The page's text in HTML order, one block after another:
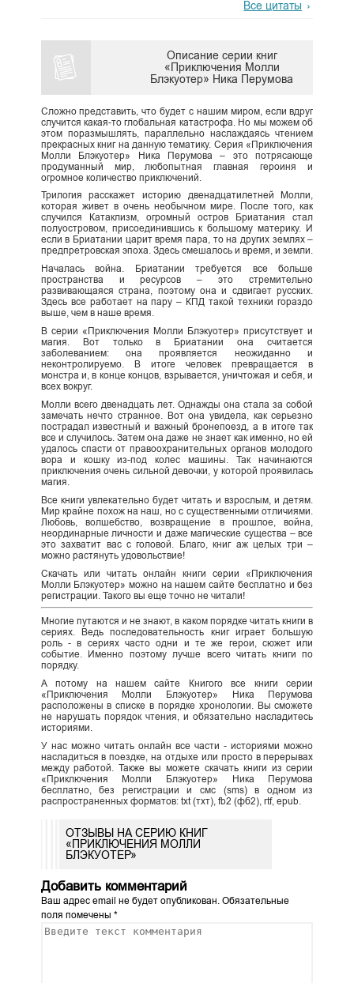
Все цитаты
Описание серии книг
«Приключения Молли
Блэкуотер» Ника Перумова
Сложно представить, что будет с нашим миром, если вдруг
случится какая-то глобальная катастрофа. Но мы можем об
этом поразмышлять, параллельно наслаждаясь чтением
прекрасных книг на данную тематику. Серия «Приключения
Молли Блэкуотер» Ника Перумова – это потрясающе
продуманный мир, любопытная главная героиня и
огромное количество приключений.
Трилогия расскажет историю двенадцатилетней Молли,
которая живет в очень необычном мире. После того, как
случился Катаклизм, огромный остров Бриатания стал
полуостровом, присоединившись к большому материку. И
если в Бриатании царит время пара, то на других землях –
предпретровская эпоха. Здесь смешалось и время, и земли.
Началась война. Бриатании требуется все больше
пространства и ресурсов – это стремительно
развивающаяся страна, поэтому она и сдвигает русских.
Здесь все работает на пару – КПД такой техники гораздо
выше, чем в наше время.
В серии «Приключения Молли Блэкуотер» присутствует и
магия. Вот только в Бриатании она считается
заболеванием: она проявляется неожиданно и
неконтролируемо. В итоге человек превращается в
монстра и, в конце концов, взрывается, уничтожая и себя, и
всех вокруг.
Молли всего двенадцать лет. Однажды она стала за собой
замечать нечто странное. Вот она увидела, как серьезно
пострадал известный и важный бронепоезд, а в итоге так
все и случилось. Затем она даже не знает как именно, но ей
удалось спасти от правоохранительных органов молодого
вора и кошку из-под колес машины. Так начинаются
приключения очень сильной девочки, у которой проявилась
магия.
Все книги увлекательно будет читать и взрослым, и детям.
Мир крайне похож на наш, но с существенными отличиями.
Любовь, волшебство, возвращение в прошлое, война,
неординарные личности и даже магические существа – все
это захватит вас с головой. Благо, книг аж целых три –
можно растянуть удовольствие!
Скачать или читать онлайн книги серии «Приключения
Молли Блэкуотер» можно на нашем сайте бесплатно и без
регистрации. Такого вы еще точно не читали!
Многие путаются и не знают, в каком порядке читать книги в
сериях. Ведь последовательность книг играет большую
роль - в сериях часто одни и те же герои, сюжет или
событие. Именно поэтому лучше всего читать книги по
порядку.
А потому на нашем сайте Книгого все книги серии
«Приключения Молли Блэкуотер» Ника Перумова
расположены в списке в порядке хронологии. Вы сможете
не нарушать порядок чтения, и обязательно насладитесь
историями.
У нас можно читать онлайн все части - историями можно
насладиться в поездке, на отдыхе или просто в перерывах
между работой. Также вы можете скачать книги из серии
«Приключения Молли Блэкуотер» Ника Перумова
бесплатно, без регистрации и смс (sms) в одном из
распространенных форматов: txt (тхт), fb2 (фб2), rtf, epub.
ОТЗЫВЫ НА СЕРИЮ КНИГ
«ПРИКЛЮЧЕНИЯ МОЛЛИ
БЛЭКУОТЕР»
Добавить комментарий
Ваш адрес email не будет опубликован.Обязательные
поля помечены *